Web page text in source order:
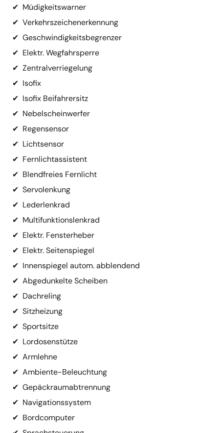
✔ Müdigkeitswarner
✔ Verkehrszeichenerkennung
✔ Geschwindigkeitsbegrenzer
✔ Elektr. Wegfahrsperre
✔ Zentralverriegelung
✔ Isofix
✔ Isofix Beifahrersitz
✔ Nebelscheinwerfer
✔ Regensensor
✔ Lichtsensor
✔ Fernlichtassistent
✔ Blendfreies Fernlicht
✔ Servolenkung
✔ Lederlenkrad
✔ Multifunktionslenkrad
✔ Elektr. Fensterheber
✔ Elektr. Seitenspiegel
✔ Innenspiegel autom. abblendend
✔ Abgedunkelte Scheiben
✔ Dachreling
✔ Sitzheizung
✔ Sportsitze
✔ Lordosenstütze
✔ Armlehne
✔ Ambiente-Beleuchtung
✔ Gepäckraumabtrennung
✔ Navigationssystem
✔ Bordcomputer